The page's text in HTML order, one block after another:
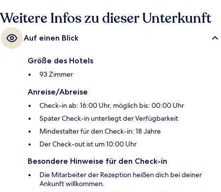
Weitere Infos zu dieser Unterkunft
Auf einen Blick
Größe des Hotels
93 Zimmer
Anreise/Abreise
Check-in ab: 16:00 Uhr, möglich bis: 00:00 Uhr
Später Check-in unterliegt der Verfügbarkeit
Mindestalter für den Check-in: 18 Jahre
Der Check-out ist um 10:00 Uhr
Besondere Hinweise für den Check-in
Die Mitarbeiter der Rezeption heißen dich bei deiner
Ankunft willkommen.